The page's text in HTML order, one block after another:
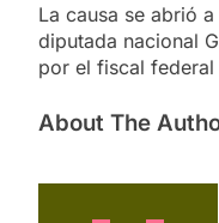
La causa se abrió
diputada nacional
por el fiscal federal
About The